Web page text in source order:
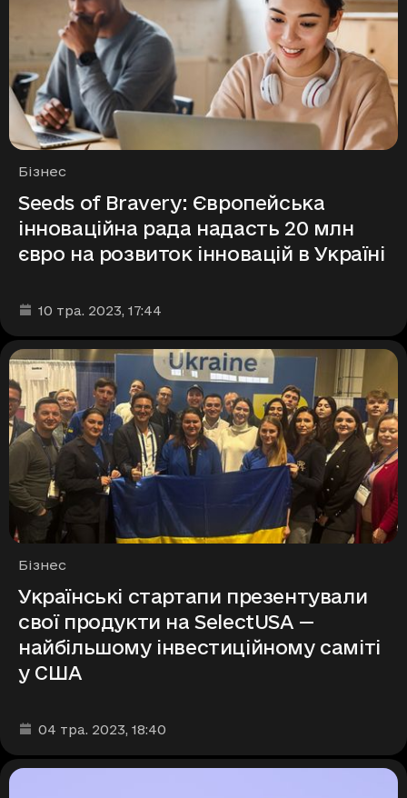
Рубрики
Бізнес
Seeds of Bravery: Європейська
інноваційна рада надасть 20 млн
євро на розвиток інновацій в Україні
Дата та час публікації
10 тра. 2023, 17:44
Рубрики
Бізнес
Українські стартапи презентували
свої продукти на SelectUSA —
найбільшому інвестиційному саміті
у США
Дата та час публікації
04 тра. 2023, 18:40